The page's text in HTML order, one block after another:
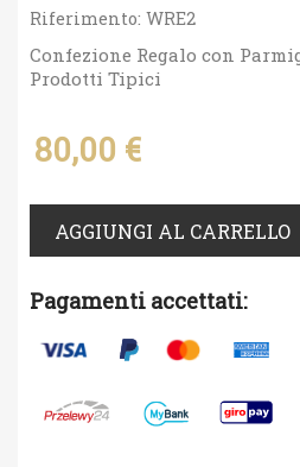
Riferimento: WRE2
Confezione Regalo con
Prodotti Tipici
80,00 €
AGGIUNGI AL CARRELLO
Pagamenti accettati: